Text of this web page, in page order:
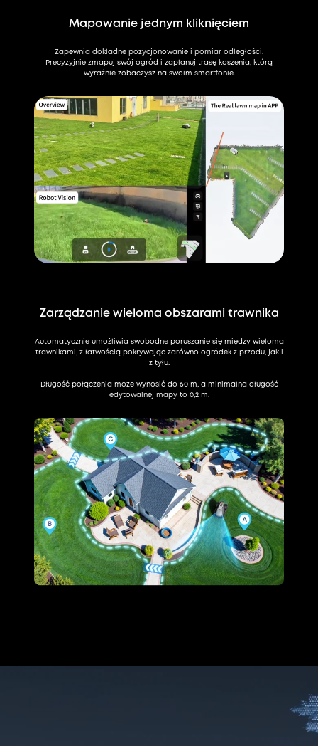
Mapowanie jednym kliknięciem
Zapewnia dokładne pozycjonowanie i pomiar odległości.
Precyzyjnie zmapuj swój ogród i zaplanuj trasę koszenia, którą
wyraźnie zobaczysz na swoim smartfonie.
Zarządzanie wieloma obszarami trawnika
Automatycznie umożliwia swobodne poruszanie się między wieloma
trawnikami, z łatwością pokrywając zarówno ogródek z przodu, jak i
z tyłu.
Długość połączenia może wynosić do 60 m, a minimalna długość
edytowalnej mapy to 0,2 m.